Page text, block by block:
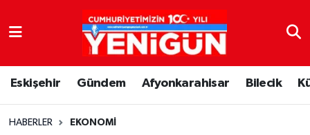
Eskişehir Gündem Afyonkarahisar Bilecik
HABERLER EKONOMI
Nöbetçi Eczaneler
Hava Durumu
Trafik Durumu